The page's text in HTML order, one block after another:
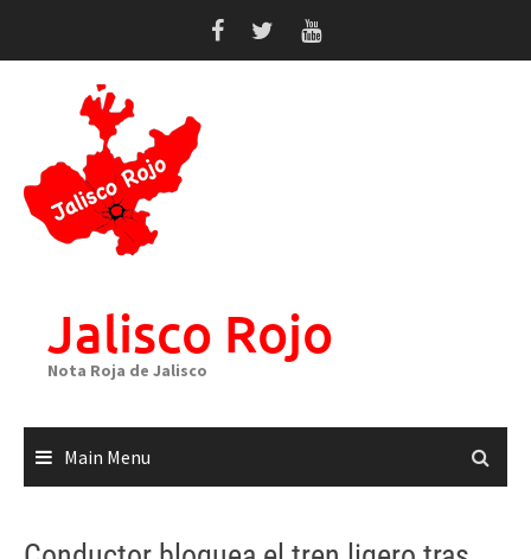
Jalisco Rojo
Nota Roja de Jalisco
Main Menu